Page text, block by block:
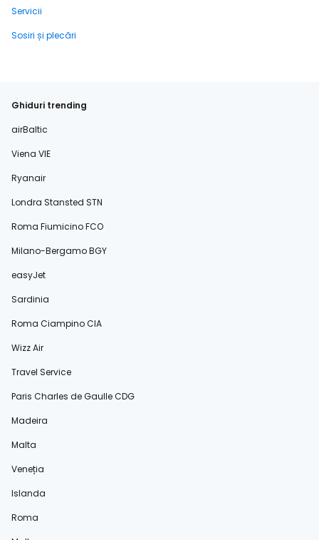
Servicii
Sosiri și plecări
Ghiduri trending
airBaltic
Viena VIE
Ryanair
Londra Stansted STN
Roma Fiumicino FCO
Milano-Bergamo BGY
easyJet
Sardinia
Roma Ciampino CIA
Wizz Air
Travel Service
Paris Charles de Gaulle CDG
Madeira
Malta
Veneția
Islanda
Roma